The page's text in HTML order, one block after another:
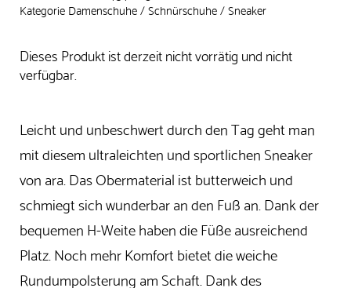
KategorieDamenschuhe/Schnürschuhe/Sneaker
Dieses Produkt ist derzeit nicht vorrätig und nicht
verfügbar.
Leicht und unbeschwert durch den Tag geht man
mit diesem ultraleichten und sportlichen Sneaker
von ara. Das Obermaterial ist butterweich und
schmiegt sich wunderbar an den Fuß an. Dank der
bequemen H-Weite haben die Füße ausreichend
Platz. Noch mehr Komfort bietet die weiche
Rundumpolsterung am Schaft. Dank des